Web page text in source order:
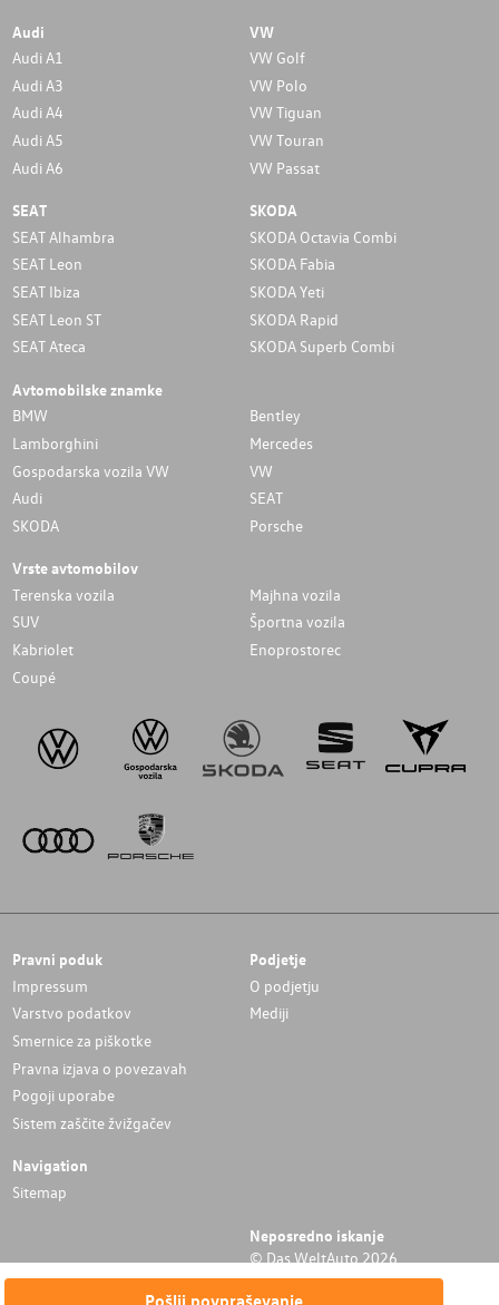
Pošlji povpraševanje
Audi
Audi A1
Audi A3
Audi A4
Audi A5
Audi A6
VW
VW Golf
VW Polo
VW Tiguan
VW Touran
VW Passat
SEAT
SEAT Alhambra
SEAT Leon
SEAT Ibiza
SEAT Leon ST
SEAT Ateca
SKODA
SKODA Octavia Combi
SKODA Fabia
SKODA Yeti
SKODA Rapid
SKODA Superb Combi
Avtomobilske znamke
BMW
Bentley
Lamborghini
Mercedes
Gospodarska vozila VW
VW
Audi
SEAT
SKODA
Porsche
Vrste avtomobilov
Terenska vozila
Majhna vozila
SUV
Športna vozila
Kabriolet
Enoprostorec
Coupé
Pravni poduk
Impressum
Varstvo podatkov
Smernice za piškotke
Pravna izjava o povezavah
Pogoji uporabe
Sistem zaščite žvižgačev
Podjetje
O podjetju
Mediji
Navigation
Sitemap
Neposredno iskanje
© Das WeltAuto 2026